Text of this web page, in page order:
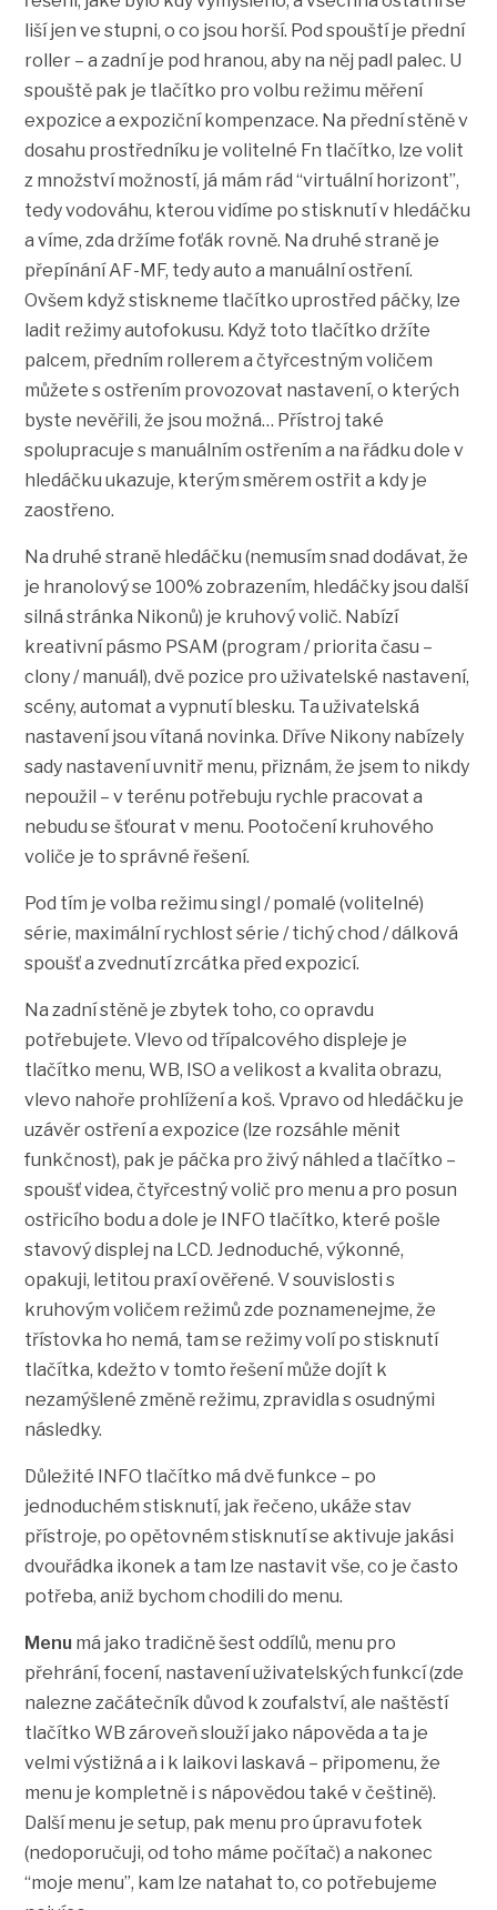
liší jen ve stupni, o co jsou horší. Pod spouští je přední
roller – a zadní je pod hranou, aby na něj padl palec. U
spouště pak je tlačítko pro volbu režimu měření
expozice a expoziční kompenzace. Na přední stěně v
dosahu prostředníku je volitelné Fn tlačítko, lze volit
z množství možností, já mám rád “virtuální horizont”,
tedy vodováhu, kterou vidíme po stisknutí v hledáčku
a víme, zda držíme foťák rovně. Na druhé straně je
přepínání AF-MF, tedy auto a manuální ostření.
Ovšem když stiskneme tlačítko uprostřed páčky, lze
ladit režimy autofokusu. Když toto tlačítko držíte
palcem, předním rollerem a čtyřcestným voličem
můžete s ostřením provozovat nastavení, o kterých
byste nevěřili, že jsou možná… Přístroj také
spolupracuje s manuálním ostřením a na řádku dole v
hledáčku ukazuje, kterým směrem ostřit a kdy je
zaostřeno.
Na druhé straně hledáčku (nemusím snad dodávat, že
je hranolový se 100% zobrazením, hledáčky jsou další
silná stránka Nikonů) je kruhový volič. Nabízí
kreativní pásmo PSAM (program / priorita času –
clony / manuál), dvě pozice pro uživatelské nastavení,
scény, automat a vypnutí blesku. Ta uživatelská
nastavení jsou vítaná novinka. Dříve Nikony nabízely
sady nastavení uvnitř menu, přiznám, že jsem to nikdy
nepoužil – v terénu potřebuju rychle pracovat a
nebudu se šťourat v menu. Pootočení kruhového
voliče je to správné řešení.
Pod tím je volba režimu singl / pomalé (volitelné)
série, maximální rychlost série / tichý chod / dálková
spoušť a zvednutí zrcátka před expozicí.
Na zadní stěně je zbytek toho, co opravdu
potřebujete. Vlevo od třípalcového displeje je
tlačítko menu, WB, ISO a velikost a kvalita obrazu,
vlevo nahoře prohlížení a koš. Vpravo od hledáčku je
uzávěr ostření a expozice (lze rozsáhle měnit
funkčnost), pak je páčka pro živý náhled a tlačítko –
spoušť videa, čtyřcestný volič pro menu a pro posun
ostřicího bodu a dole je INFO tlačítko, které pošle
stavový displej na LCD. Jednoduché, výkonné,
opakuji, letitou praxí ověřené. V souvislosti s
kruhovým voličem režimů zde poznamenejme, že
třístovka ho nemá, tam se režimy volí po stisknutí
tlačítka, kdežto v tomto řešení může dojít k
nezamýšlené změně režimu, zpravidla s osudnými
následky.
Důležité INFO tlačítko má dvě funkce – po
jednoduchém stisknutí, jak řečeno, ukáže stav
přístroje, po opětovném stisknutí se aktivuje jakási
dvouřádka ikonek a tam lze nastavit vše, co je často
potřeba, aniž bychom chodili do menu.
Menu má jako tradičně šest oddílů, menu pro
přehrání, focení, nastavení uživatelských funkcí (zde
nalezne začátečník důvod k zoufalství, ale naštěstí
tlačítko WB zároveň slouží jako nápověda a ta je
velmi výstižná a i k laikovi laskavá – připomenu, že
menu je kompletně i s nápovědou také v češtině).
Další menu je setup, pak menu pro úpravu fotek
(nedoporučuji, od toho máme počítač) a nakonec
“moje menu”, kam lze natahat to, co potřebujeme